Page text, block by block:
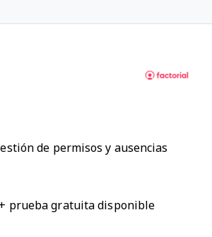
de permisos y ausencias
prueba gratuita disponible